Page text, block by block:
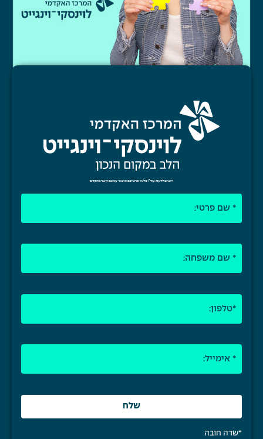
רוצים לדעת עוד? מלאו פרטיכם וניצור עמכם קשר בהקדם
*שדה חובה